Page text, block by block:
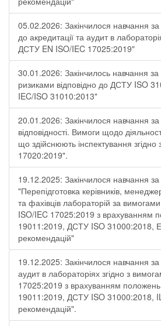
05.02.2026: Закінчилося навчання
до акредитації та аудит в
ДСТУ EN ISO/IEC 17025:2019"
30.01.2026: Закінчилось навчання
ризиками відповідно до ДСТУ ISO
IEC/ISO 31010:2013"
20.01.2026: Закінчилося навчання
відповідності. Вимоги щодо
що здійснюють інспектування
17020:2019".
19.12.2025: Закінчилося навчання
"Перепідготовка керівників,
та фахівців лабораторій за
ISO/IEC 17025:2019 з врахуванням
19011:2019, ДСТУ ISO 31000:2018,
рекомендацій"
19.12.2025: Закінчилося навчання
аудит в лабораторіях згідно з
17025:2019 з врахуванням
19011:2019, ДСТУ ISO 31000:2018,
рекомендацій".